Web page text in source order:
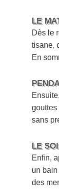
LE
Dès le
tisane,
En
gouttes
sans
LE
Enfin,
un
des